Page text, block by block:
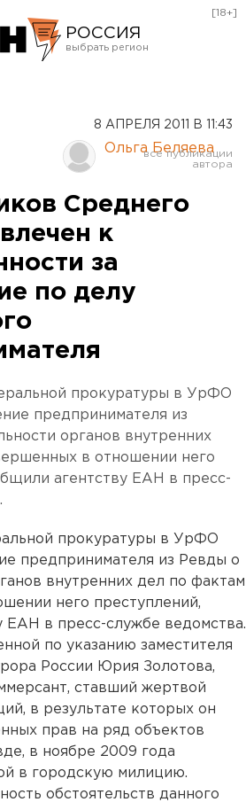
РОССИЯ
Курган
Оренбург
[18+]
8 АПРЕЛЯ 2011 В 11:43
Ольга Беляева
Среднего
к
за
по делу
прокуратуры в УрФО
предпринимателя из
органов внутренних
в отношении него
агентству ЕАН в пресс-
прокуратуры в УрФО
предпринимателя из Ревды о
внутренних дел по фактам
него преступлений,
ЕАН в пресс-службе ведомства.
по указанию заместителя
России Юрия Золотова,
ставший жертвой
в результате которых он
прав на ряд объектов
в ноябре 2009 года
в городскую милицию.
обстоятельств данного